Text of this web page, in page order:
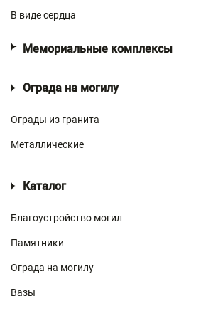
В виде сердца
Мемориальные комплексы
Ограда на могилу
Ограды из гранита
Металлические
Каталог
Благоустройство могил
Памятники
Ограда на могилу
Вазы